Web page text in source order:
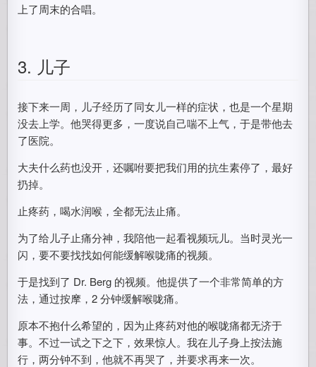
上了周末的合唱。
3. 儿子
接下来一周，儿子经历了同女儿一样的症状，也是一个星期
没去上学。他哭得更多，一度说自己喘不上气，于是带他去
了医院。
大夫什么药也没开，还嘱咐要把我们用的抗生素停了，最好
扔掉。
止疼药，喝水润喉，全都无法止痛。
为了给儿子止痛分神，我陪他一起看视频玩儿。当时灵光一
闪，要不要找找如何能缓解喉咙痛的视频。
于是找到了 Dr. Berg 的视频。他提供了一个非常简单的方
法，通过按摩，2 分钟缓解喉咙痛。
原本不抱什么希望的，因为止疼药对他的喉咙痛都无济于
事。不过一试之下之下，效果惊人。我在儿子身上按法施
行，两分钟不到，他就不再哭了，并要求再来一次。